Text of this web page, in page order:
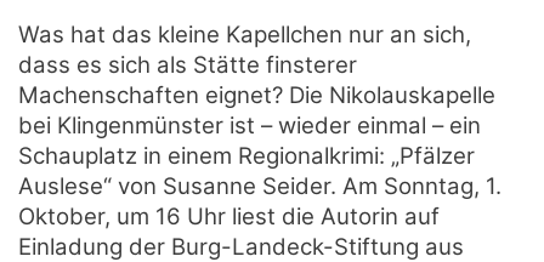
Was hat das kleine Kapellchen nur an sich,
dass es sich als Stätte finsterer
Machenschaften eignet? Die Nikolauskapelle
bei Klingenmünster ist – wieder einmal – ein
Schauplatz in einem Regionalkrimi: „Pfälzer
Auslese“ von Susanne Seider. Am Sonntag, 1.
Oktober, um 16 Uhr liest die Autorin auf
Einladung der Burg-Landeck-Stiftung aus